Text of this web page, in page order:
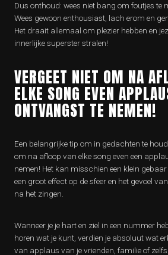
Dus onthoud: wees niet bang om foutjes te
Wees gewoon enthousiast, lach erom en
Het draait allemaal om plezier hebben en
innerlijke superster stralen!
VERGEET NIET OM NA
ELKE SONG EVEN
ONTVANGST TE NEMEN!
Een belangrijke tip om in gedachten te
om na afloop van elke song even een
nemen! Het kan misschien een klein
een groot effect op de sfeer en het gevoel
na het zingen.
Wanneer je je hart en ziel in een nummer
horen wat je kunt, verdien je absoluut wat
van applaus van je vrienden, familie of